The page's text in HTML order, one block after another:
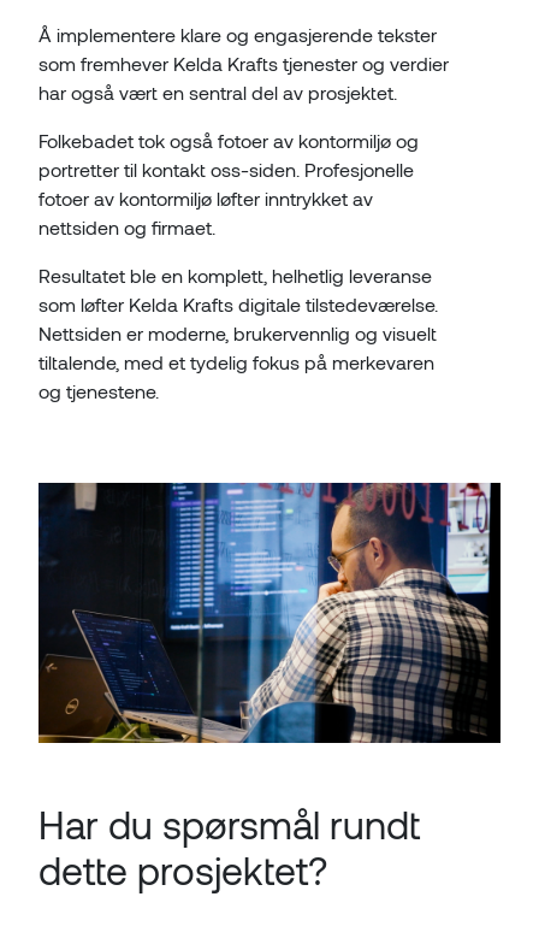
Å implementere klare og engasjerende tekster
som fremhever Kelda Krafts tjenester og verdier
har også vært en sentral del av prosjektet.
Folkebadet tok også fotoer av kontormiljø og
portretter til kontakt oss-siden. Profesjonelle
fotoer av kontormiljø løfter inntrykket av
nettsiden og firmaet.
Resultatet ble en komplett, helhetlig leveranse
som løfter Kelda Krafts digitale tilstedeværelse.
Nettsiden er moderne, brukervennlig og visuelt
tiltalende, med et tydelig fokus på merkevaren
og tjenestene.
Har du spørsmål rundt
dette prosjektet?